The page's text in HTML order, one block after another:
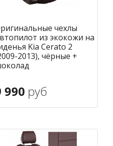
чехлы
из экокожи на
Kia Cerato 2
2013), чёрные +
990 руб